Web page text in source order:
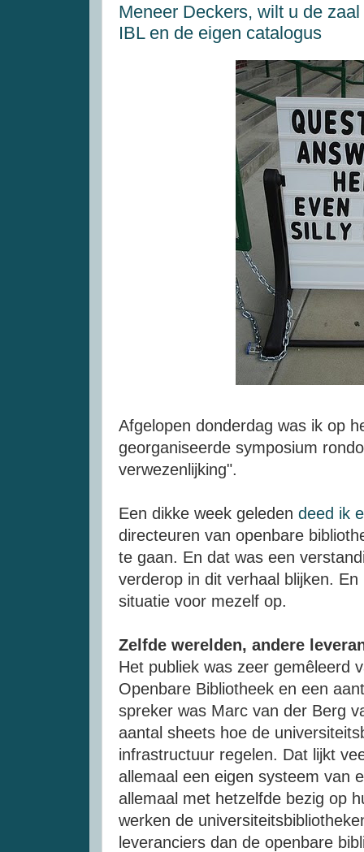
Meneer Deckers, wilt u de
IBL en de eigen catalogus
Afgelopen donderdag was ik op
georganiseerde symposium
verwezenlijking".
Een dikke week geleden deed ik
directeuren van openbare
te gaan. En dat was een
verderop in dit verhaal blijken.
situatie voor mezelf op.
Zelfde werelden, andere
Het publiek was zeer gemêleerd
Openbare Bibliotheek en een
spreker was Marc van der Berg
aantal sheets hoe de
infrastructuur regelen. Dat lijkt
allemaal een eigen systeem van
allemaal met hetzelfde bezig op
werken de
leveranciers dan de openbare